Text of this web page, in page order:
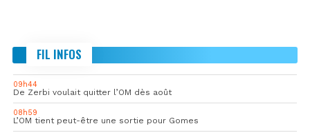
FIL INFOS
09h44
De Zerbi voulait quitter l’OM dès août
08h59
L’OM tient peut-être une sortie pour Gomes